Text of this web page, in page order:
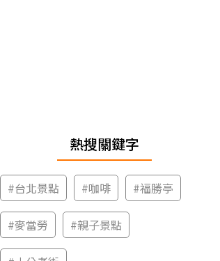
熱搜關鍵字
#台北景點 #咖啡 #福勝亭
#麥當勞 #親子景點